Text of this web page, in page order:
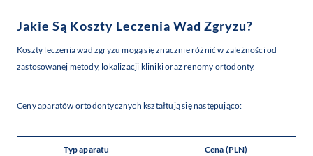
Jakie Są Koszty Leczenia Wad Zgryzu?
Koszty leczenia wad zgryzu mogą się znacznie różnić w zależności od
zastosowanej metody, lokalizacji kliniki oraz renomy ortodonty.
Ceny aparatów ortodontycznych kształtują się następująco:
Typ aparatu Cena (PLN)